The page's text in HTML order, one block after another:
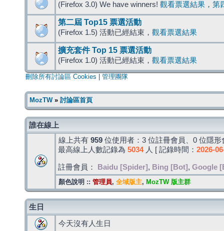
(Firefox 3.0) We have winners! 觀看票選結果 ， 第
第二屆 Top15 票選活動
(Firefox 1.5) 活動已經結束， 觀看票選結果
擴充套件 Top 15 票選活動
(Firefox 1.0) 活動已經結束， 觀看票選結果
刪除所有討論區 Cookies 管理團隊
MozTW» 討論區首頁
誰在線上
線上共有 959 位使用者：3 位註冊會員、0 位隱
最高線上人數記錄為 5034人 [ 記錄時間： 2026-
註冊會員： Baidu [Spider] , Bing [Bot] , Google
顏色說明 :: 管理員, 全域版主, MozTW 版主群
生日
今天沒有人生日